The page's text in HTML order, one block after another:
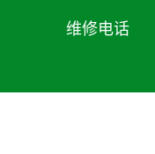
维修电话